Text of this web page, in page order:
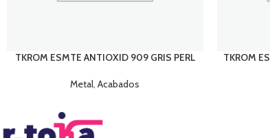
TKROM ESMTE ANTIOXID 909 GRIS PERL
Metal,Acabados
TKROM